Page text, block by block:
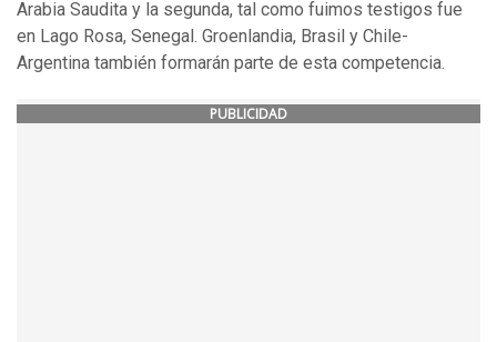
Arabia Saudita y la segunda, tal como fuimos testigos fue
en Lago Rosa, Senegal. Groenlandia, Brasil y Chile-
Argentina también formarán parte de esta competencia.
PUBLICIDAD